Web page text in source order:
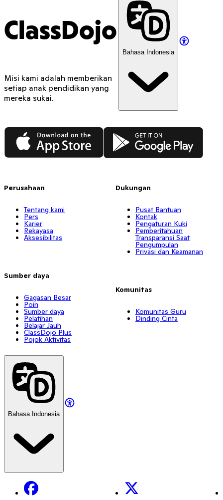
ClassDojo
Misi kami adalah memberikan
setiap anak pendidikan yang
mereka sukai.
Bahasa Indonesia
App Store Google Play
Perusahaan
Tentang kami
Pers
Karier
Rekayasa
Aksesibilitas
Sumber daya
Gagasan Besar
Poin
Sumber daya
Pelatihan
Belajar Jauh
ClassDojo Plus
Pojok Aktivitas
Dukungan
Pusat Bantuan
Kontak
Pengaturan Kuki
Pemberitahuan
Transparansi Saat
Pengumpulan
Privasi dan Keamanan
Komunitas
Komunitas Guru
Dinding Cinta
Bahasa Indonesia
Facebook X